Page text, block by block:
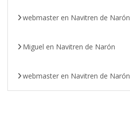
webmaster en Navitren de Narón
Miguel en Navitren de Narón
webmaster en Navitren de Narón